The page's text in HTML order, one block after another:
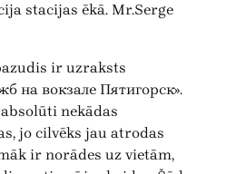
stacijas ēkā. Mr.Serge
ir uzraksts
на вокзале Пятигорск».
nekādas
jo cilvēks jau atrodas
ir norādes uz vietām,